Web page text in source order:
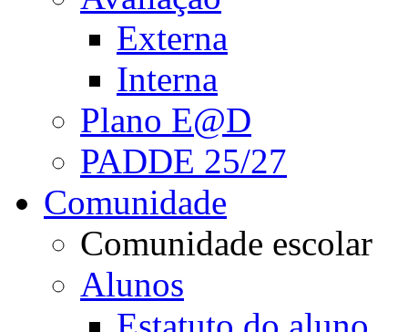
Externa
Interna
Plano E@D
PADDE 25/27
Comunidade
Comunidade escolar
Alunos